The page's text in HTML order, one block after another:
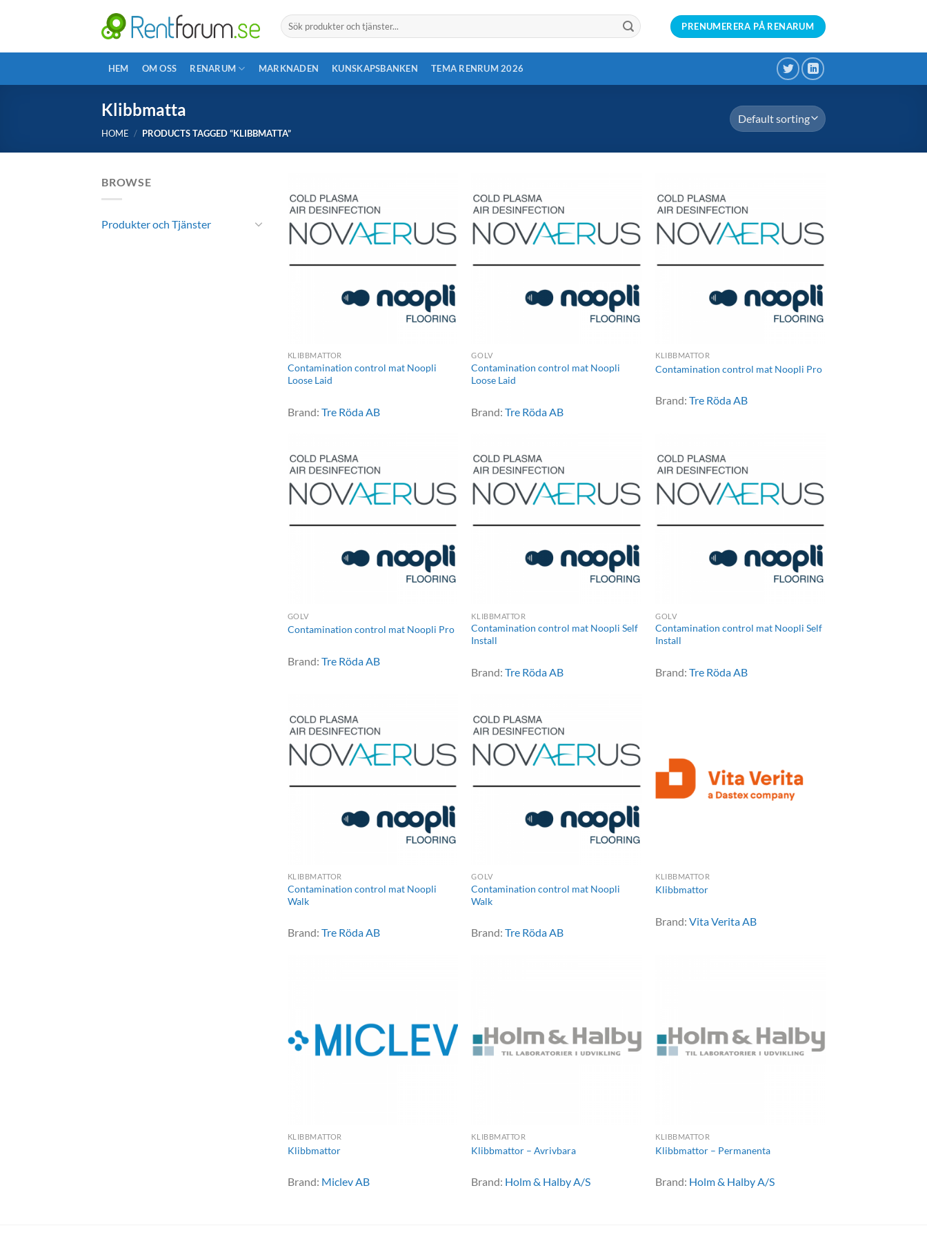
Search
for:
PRENUMERERA PÅ RENARUM
HEM OM OSS RENARUM MARKNADEN KUNSKAPSBANKEN TEMA RENRUM 2026
Klibbmatta
HOME / PRODUCTS TAGGED “KLIBBMATTA”
BROWSE
Produkter och Tjänster
KLIBBMATTOR
Contamination control mat Noopli
Loose Laid
Brand: Tre Röda AB
GOLV
Contamination control mat Noopli
Loose Laid
Brand:Tre Röda AB
KLIBBMATTOR
Contamination control mat Noopli Pro
Brand:Tre Röda AB
GOLV
Contamination control mat Noopli Pro
Brand: Tre Röda AB
KLIBBMATTOR
Contamination control mat Noopli Self
Install
Brand:Tre Röda AB
GOLV
Contamination control mat Noopli Self
Install
Brand:Tre Röda AB
KLIBBMATTOR
Contamination control mat Noopli
Walk
Brand: Tre Röda AB
GOLV
Contamination control mat Noopli
Walk
Brand:Tre Röda AB
KLIBBMATTOR
Klibbmattor
Brand:Vita Verita AB
KLIBBMATTOR
Klibbmattor
Brand: Miclev AB
KLIBBMATTOR
Klibbmattor – Avrivbara
Brand: Holm & Halby A/S
KLIBBMATTOR
Klibbmattor – Permanenta
Brand: Holm & Halby A/S